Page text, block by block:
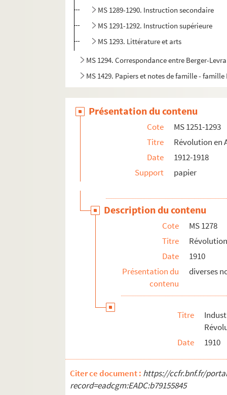
MS 1289-1290. Instruction secondaire
MS 1291-1292. Instruction supérieure
MS 1293. Littérature et arts
MS 1294. Correspondance entre Berger-
MS 1429. Papiers et notes de famille - famille
Présentation du contenu
Cote
MS 1251-1293
Titre
Révolution en
Date
1912-1918
Support
papier
Description du contenu
Cote
MS 1278
Titre
Date
1910
Présentation du
contenu
diverses
Titre
Date
1910
Citer ce document : https://ccfr.bnf.fr/
record=eadcgm:EADC:b79155845